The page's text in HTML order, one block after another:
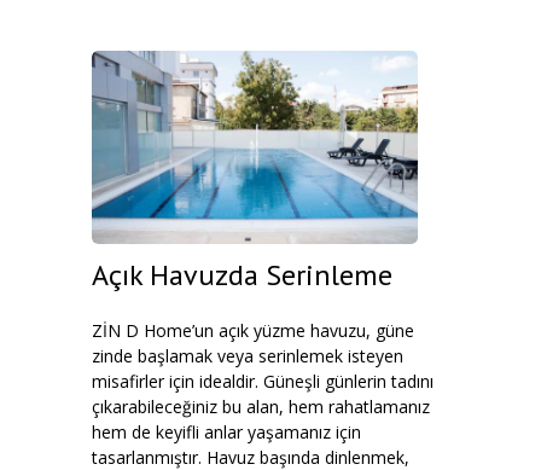
Açık Havuzda Serinleme
ZİN D Home’un açık yüzme havuzu, güne
zinde başlamak veya serinlemek isteyen
misafirler için idealdir. Güneşli günlerin tadını
çıkarabileceğiniz bu alan, hem rahatlamanız
hem de keyifli anlar yaşamanız için
tasarlanmıştır. Havuz başında dinlenmek,